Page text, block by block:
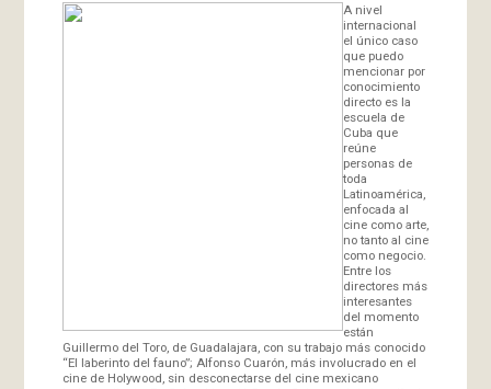
A nivel
internacional
el único caso
que puedo
mencionar por
conocimiento
directo es la
escuela de
Cuba que
reúne
personas de
toda
Latinoamérica,
enfocada al
cine como arte,
no tanto al cine
como negocio.
Entre los
directores más
interesantes
del momento
están
Guillermo del Toro, de Guadalajara, con su trabajo más conocido
“El laberinto del fauno”; Alfonso Cuarón, más involucrado en el
cine de Holywood, sin desconectarse del cine mexicano